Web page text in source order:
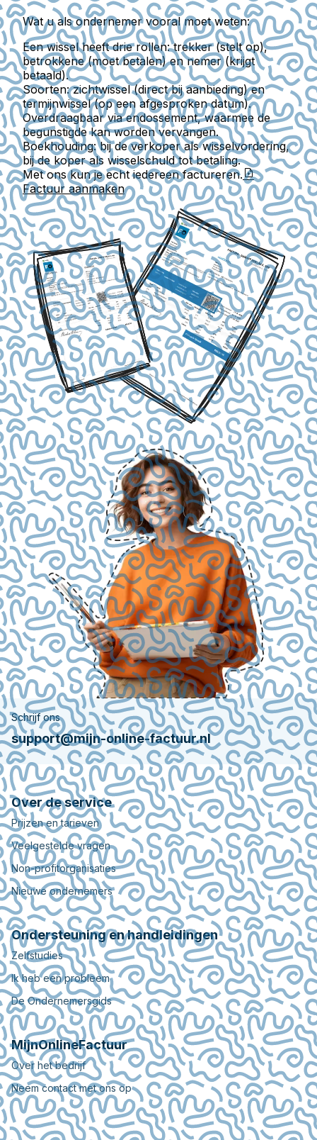
Wat u als ondernemer vooral moet weten:
Een wissel heeft drie rollen: trekker (stelt op),
betrokkene (moet betalen) en nemer (krijgt
betaald).
Soorten: zichtwissel (direct bij aanbieding) en
termijnwissel (op een afgesproken datum).
Overdraagbaar via endossement, waarmee de
begunstigde kan worden vervangen.
Boekhouding: bij de verkoper als wisselvordering,
bij de koper als wisselschuld tot betaling.
Met ons kun je echt iedereen factureren.
Factuur aanmaken
Schrijf ons
support@mijn-online-factuur.nl
Over de service
Prijzen en tarieven
Veelgestelde vragen
Non-profitorganisaties
Nieuwe ondernemers
Ondersteuning en handleidingen
Zelfstudies
Ik heb een probleem
De Ondernemersgids
MijnOnlineFactuur
Over het bedrijf
Neem contact met ons op